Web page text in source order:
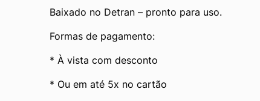
Baixado no Detran – pronto para uso.
Formas de pagamento:
* À vista com desconto
* Ou em até 5x no cartão